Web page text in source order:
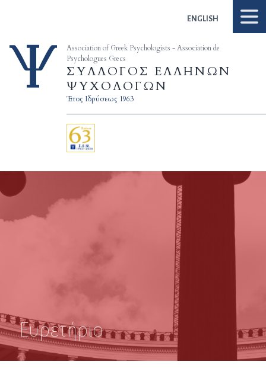
ENGLISH
Association of Greek Psychologists - Association de
Psychologues Grecs
ΣΥΛΛΟΓΟΣ ΕΛΛΗΝΩΝ
ΨΥΧΟΛΟΓΩΝ
Έτος Ιδρύσεως 1963
Ευρετήριο